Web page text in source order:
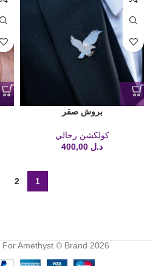
بروش صقر
كولكشن رجالي
د.ل
1
2
Amethyst © Brand 2026